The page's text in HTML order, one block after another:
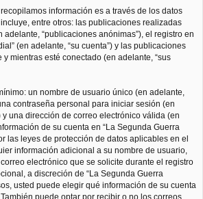
información es a través de los datos
entre otros: las publicaciones realizadas
“publicaciones anónimas”), el registro en
(en adelante, “su cuenta”) y las publicaciones
mientras esté conectado (en adelante, “sus
un nombre de usuario único (en adelante,
contraseña personal para iniciar sesión (en
y una dirección de correo electrónico válida (en
de su cuenta en “La Segunda Guerra
las leyes de protección de datos aplicables en el
información adicional a su nombre de usuario,
electrónico que se solicite durante el registro
a discreción de “La Segunda Guerra
usted puede elegir qué información de su cuenta
puede optar por recibir o no los correos